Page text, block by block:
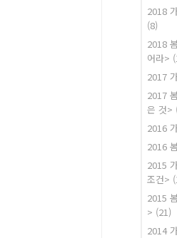
2018
(8)
2018
어라>
2017
2017
은 것>
2016
2016
2015
조건>
2015
> (21)
2014